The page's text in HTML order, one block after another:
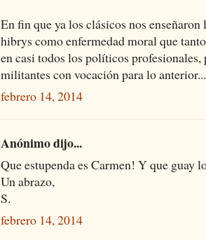
En fin que ya los clásicos nos
hibrys como enfermedad moral que
en casi todos los políticos
militantes con vocación para lo
febrero 14, 2014
Anónimo dijo...
Que estupenda es Carmen! Y que guay
Un abrazo,
S.
febrero 14, 2014